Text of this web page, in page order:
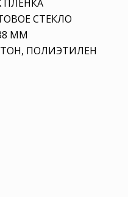
ПЛЕНКА
СТЕКЛО
ММ
ПОЛИЭТИЛЕН